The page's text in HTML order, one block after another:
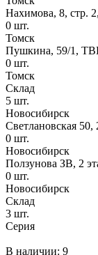
Нахимова, 8, стр.
0 шт.
Томск
Пушкина, 59/1,
0 шт.
Томск
Склад
5 шт.
Новосибирск
Светлановская
0 шт.
Новосибирск
Ползунова ЗВ, 2
0 шт.
Новосибирск
Склад
3 шт.
Серия
В наличии: 9